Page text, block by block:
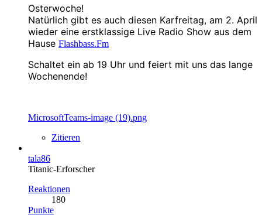
Osterwoche!
Natürlich gibt es auch diesen Karfreitag, am 2. April
wieder eine erstklassige Live Radio Show aus dem
Hause Flashbass.Fm
Schaltet ein ab 19 Uhr und feiert mit uns das lange
Wochenende!
MicrosoftTeams-image (19).png
Zitieren
tala86
Titanic-Erforscher
Reaktionen
180
Punkte